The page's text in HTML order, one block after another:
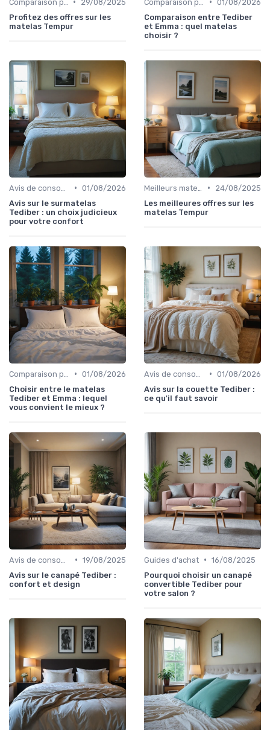
29/08/2025
Profitez des offres sur les
matelas Tempur
01/08/2026
Comparaison entre Tediber
et Emma : quel matelas
choisir ?
• 01/08/2026
Avis sur le surmatelas
Tediber : un choix judicieux
pour votre confort
•
24/08/2025
Les meilleures offres sur les
matelas Tempur
• 01/08/2026
Choisir entre le matelas
Tediber et Emma : lequel
vous convient le mieux ?
• 01/08/2026
Avis sur la couette Tediber :
ce qu'il faut savoir
• 19/08/2025
Avis sur le canapé Tediber :
confort et design
Guides d'achat • 16/08/2025
Pourquoi choisir un canapé
convertible Tediber pour
votre salon ?